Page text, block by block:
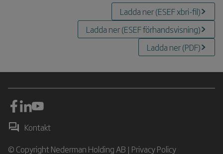
Ladda ner(ESEF xbri-fil)
Ladda ner(ESEF förhandsvisning)
Ladda ner(PDF)
Kontakt
© Copyright Nederman Holding AB | Privacy Policy